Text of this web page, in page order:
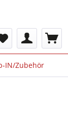
IN/Zubehör